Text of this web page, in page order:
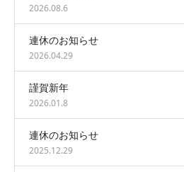
2026.08.6
連休のお知らせ
2026.04.29
謹賀新年
2026.01.8
連休のお知らせ
2025.12.29